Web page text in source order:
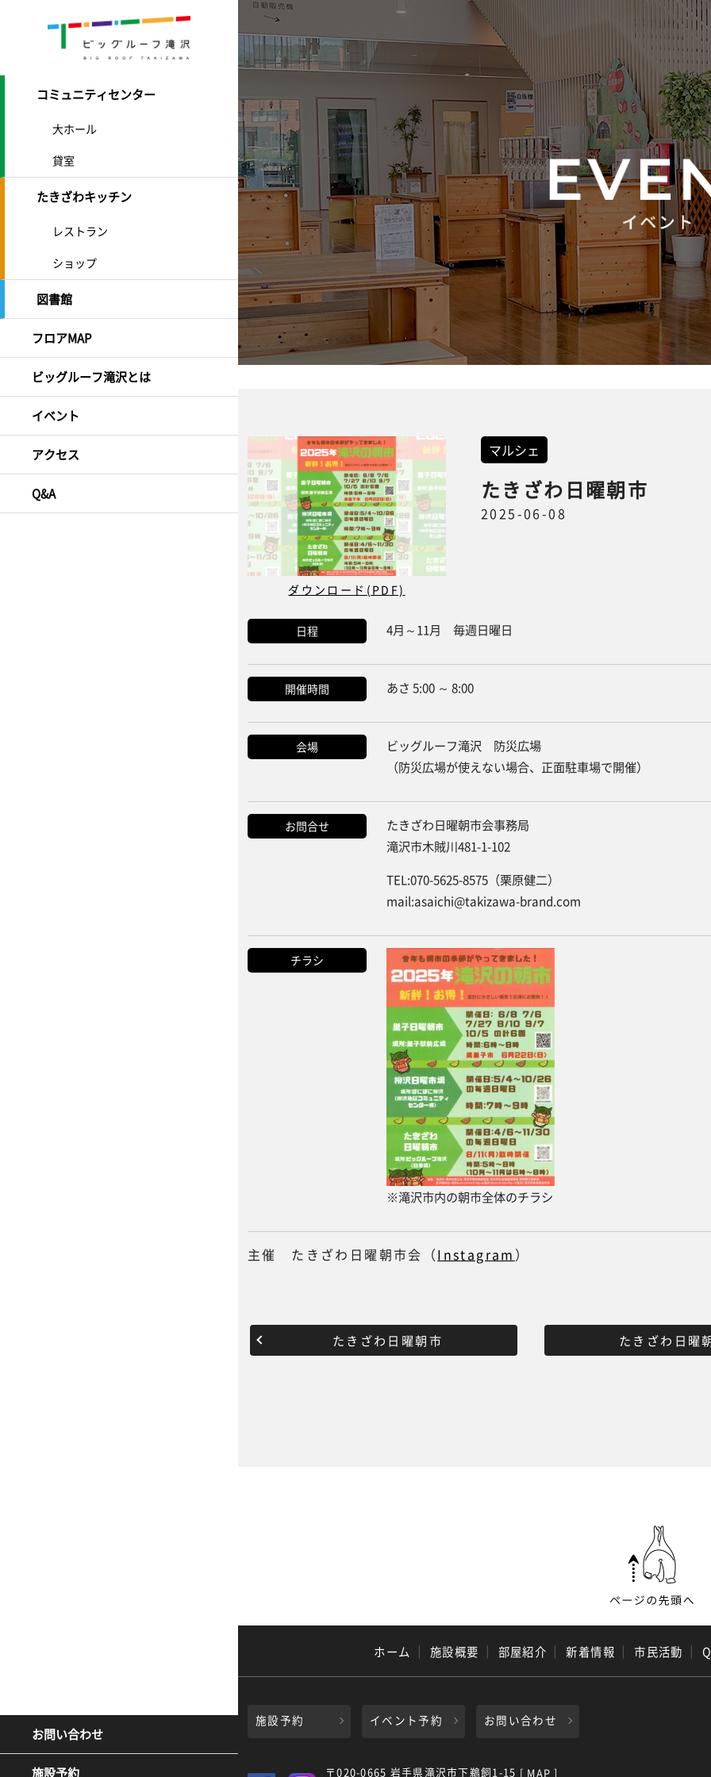
コミュニティセンター
大ホール
貸室
たきざわキッチン
レストラン
ショップ
図書館
フロアMAP
ビッグルーフ滝沢とは
イベント
アクセス
Q&A
お問い合わせ
施設予約
ダウンロード(PDF)
マルシェ
たきざわ日曜朝市
2025-06-08
日程 4月～11月 毎週日曜日
開催時間 あさ 5:00 ～ 8:00
会場
ビッグルーフ滝沢 防災広場
（防災広場が使えない場合、正面駐車場で開催）
お問合せ
たきざわ日曜朝市会事務局
滝沢市木賊川481-1-102
TEL:070-5625-8575（栗原健二）
mail:asaichi@takizawa-brand.com
チラシ
※滝沢市内の朝市全体のチラシ
主催 たきざわ日曜朝市会（Instagram ）
たきざわ日曜朝市 たきざわ日曜
ホーム ｜ 施設概要 ｜ 部屋紹介 ｜ 新着情報 ｜ 市民活動 ｜
施設予約 イベント予約 お問い合わせ
〒020-0665 岩手県滝沢市下鵜飼1-15 [ MAP ]